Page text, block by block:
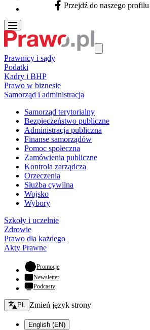
Facebook - otwiera się w nowej karcie
Przejdź do naszego
Prawnicy i sądy
Podatki
Kadry i BHP
Prawo w biznesie
Samorząd i administracja
Samorząd terytorialny
Bezpieczeństwo publiczne
Administracja publiczna
Finanse samorządów
Pomoc społeczna
Zamówienia publiczne
Kontrola zarządcza
Orzeczenia
Służba cywilna
Wojsko
Wybory
Szkoły i uczelnie
Zdrowie
Prawo dla każdego
Akty Prawne
Promocje- otwiera się w nowej karcie
Newsletter
Podcasty
Zmień język - bieżący:
PL Zmień język strony
English (EN)